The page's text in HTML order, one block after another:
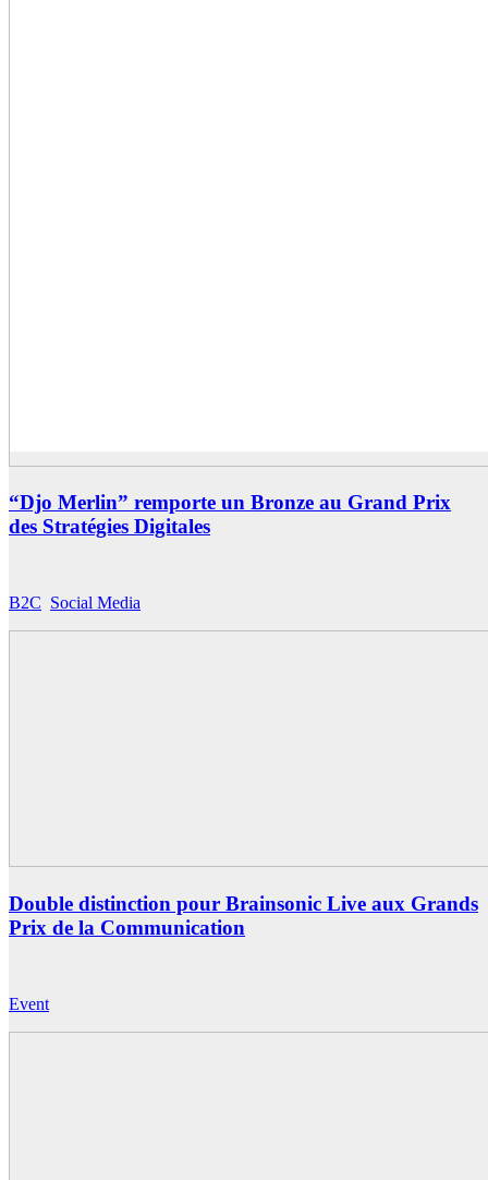
“Djo Merlin” remporte un Bronze au Grand Prix
des Stratégies Digitales
B2C Social Media
Double distinction pour Brainsonic Live aux Grands
Prix de la Communication
Event